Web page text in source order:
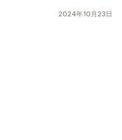
2024年10月23日